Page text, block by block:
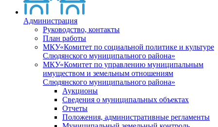
Администрация
Руководство, контакты
План работы
МКУ«Комитет по социальной политике и культуре
Слюдянского муниципального района»
МКУ«Комитет по управлению муниципальным
имуществом и земельным отношениям
Слюдянского муниципального района»
Аукционы
Сведения о муниципальных объектах
Отчеты
Положения, административные регламенты